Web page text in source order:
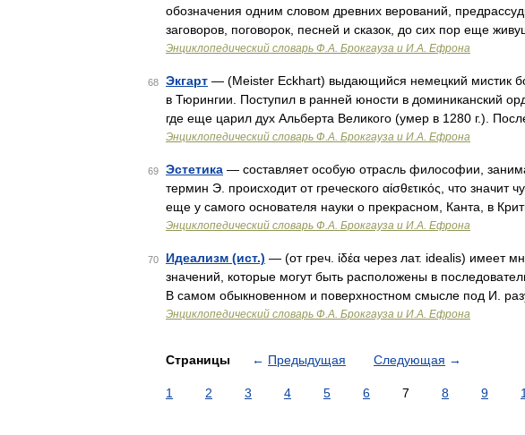
обозначения одним словом древних верований,
заговоров, поговорок, песней и сказок, до сих пор еще
Энциклопедический словарь Ф.А. Брокгауза и И.А. Ефрона
68 Экгарт — (Meister Eckhart) выдающийся немецкий мистик
в Тюрингии. Поступил в ранней юности в доминиканский
где еще царил дух Альберта Великого (умер в 1280 г.).
Энциклопедический словарь Ф.А. Брокгауза и И.А. Ефрона
69 Эстетика — составляет особую отрасль философии,
термин Э. происходит от греческого αίσθετικός, что значит
еще у самого основателя науки о прекрасном, Канта, в
Энциклопедический словарь Ф.А. Брокгауза и И.А. Ефрона
70 Идеализм (ист.) — (от греч. ίδέα через лат. idealis) имеет
значений, которые могут быть расположены в
В самом обыкновенном и поверхностном смысле под И.
Энциклопедический словарь Ф.А. Брокгауза и И.А. Ефрона
Страницы ← Предыдущая Следующая →
1 2 3 4 5 6 7 8 9